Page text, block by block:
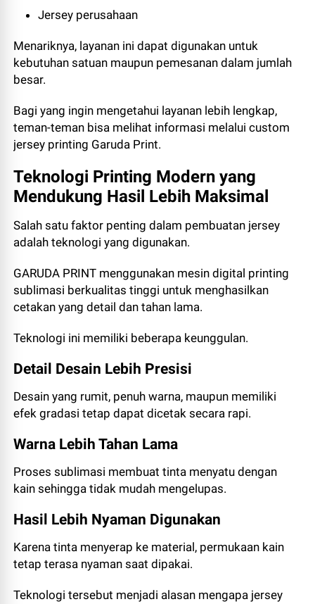
Jersey perusahaan
Menariknya, layanan ini dapat digunakan untuk
kebutuhan satuan maupun pemesanan dalam jumlah
besar.
Bagi yang ingin mengetahui layanan lebih lengkap,
teman-teman bisa melihat informasi melalui custom
jersey printing Garuda Print.
Teknologi Printing Modern yang
Mendukung Hasil Lebih Maksimal
Salah satu faktor penting dalam pembuatan jersey
adalah teknologi yang digunakan.
GARUDA PRINT menggunakan mesin digital printing
sublimasi berkualitas tinggi untuk menghasilkan
cetakan yang detail dan tahan lama.
Teknologi ini memiliki beberapa keunggulan.
Detail Desain Lebih Presisi
Desain yang rumit, penuh warna, maupun memiliki
efek gradasi tetap dapat dicetak secara rapi.
Warna Lebih Tahan Lama
Proses sublimasi membuat tinta menyatu dengan
kain sehingga tidak mudah mengelupas.
Hasil Lebih Nyaman Digunakan
Karena tinta menyerap ke material, permukaan kain
tetap terasa nyaman saat dipakai.
Teknologi tersebut menjadi alasan mengapa jersey